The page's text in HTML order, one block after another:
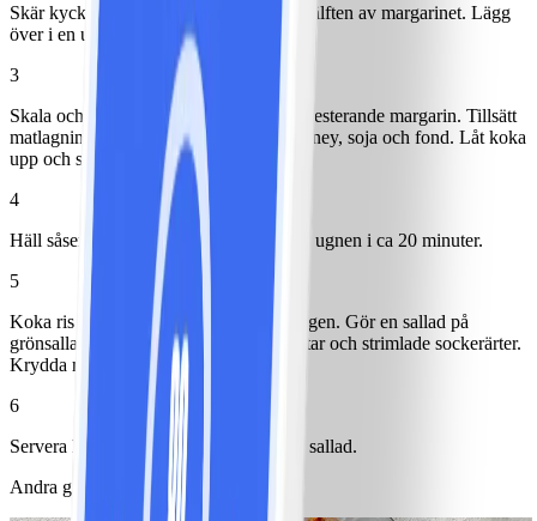
Skär kyckling i mindre bitar och stek i hälften av margarinet. Lägg
över i en ugnsfast form.
3
Skala och strimla purjolök. Stek mjuk i resterande margarin. Tillsätt
matlagningsgrädde, fraiche, mango chutney, soja och fond. Låt koka
upp och smaka av med salt och peppar.
4
Häll såsen över kycklingen och ställ in i ugnen i ca 20 minuter.
5
Koka ris enligt anvisning på förpackningen. Gör en sallad på
grönsallad, halverade tomater, mangobitar och strimlade sockerärter.
Krydda med lite flingsalt och peppar.
6
Servera kycklinggratängen med ris och sallad.
Andra gillade också